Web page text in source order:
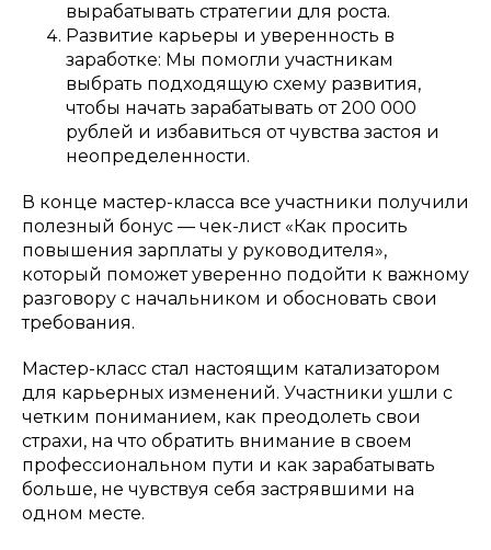
вырабатывать стратегии для роста.
Развитие карьеры и уверенность в
заработке: Мы помогли участникам
выбрать подходящую схему развития,
чтобы начать зарабатывать от 200 000
рублей и избавиться от чувства застоя и
неопределенности.
В конце мастер-класса все участники получили
полезный бонус — чек-лист «Как просить
повышения зарплаты у руководителя»,
который поможет уверенно подойти к важному
разговору с начальником и обосновать свои
требования.
Мастер-класс стал настоящим катализатором
для карьерных изменений. Участники ушли с
четким пониманием, как преодолеть свои
страхи, на что обратить внимание в своем
профессиональном пути и как зарабатывать
больше, не чувствуя себя застрявшими на
одном месте.